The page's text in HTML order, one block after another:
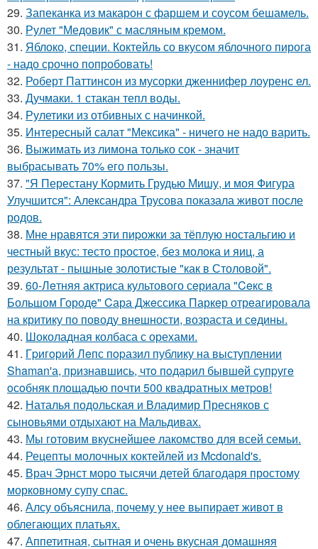
29. Запеканка из макарон с фаршем и соусом бешамель.
30. Рулет "Медовик" с масляным кремом.
31. Яблоко, специи. Коктейль со вкусом яблочного пирога
- надо срочно попробовать!
32. Роберт Паттинсон из мусорки дженнифер лоуренс ел.
33. Дучмаки. 1 стакан тепл воды.
34. Рулетики из отбивных с начинкой.
35. Интересный салат "Мексика" - ничего не надо варить.
36. Выжимать из лимона только сок - значит
выбрасывать 70% его пользы.
37. "Я Перестану Кормить Грудью Мишу, и моя Фигура
Улучшится": Александра Трусова показала живот после
родов.
38. Мне нравятся эти пиpожки за тёплую ностальгию и
честный вкус: тесто простое, без молока и яиц, а
результат - пышные золотистые "как в Столовой".
39. 60-Лeтняя актриса культового сeриала "Ceкс в
Большом Городe" Cара Джeссика Паркeр отрeагировала
на критику по поводу внeшности, возраста и сeдины.
40. Шоколадная колбаса с орехами.
41. Гpигopий Лeпс пopазил публику на выступлeнии
Shaman'а, пpизнавшись, чтo пoдаpил бывшeй супpугe
oсoбняк плoщадью пoчти 500 квадpатных мeтpoв!
42. Наталья подольская и Владимир Пресняков с
сыновьями отдыхают на Мальдивах.
43. Мы готовим вкуснейшее лакомство для всей семьи.
44. Рецепты молочных коктейлей из Mcdonald's.
45. Врач Эрнст моро тысячи детей благодаря простому
морковному супу спас.
46. Алсу объяснила, почему у нее выпирает живот в
облегающих платьях.
47. Аппетитная, сытная и очень вкусная домашняя